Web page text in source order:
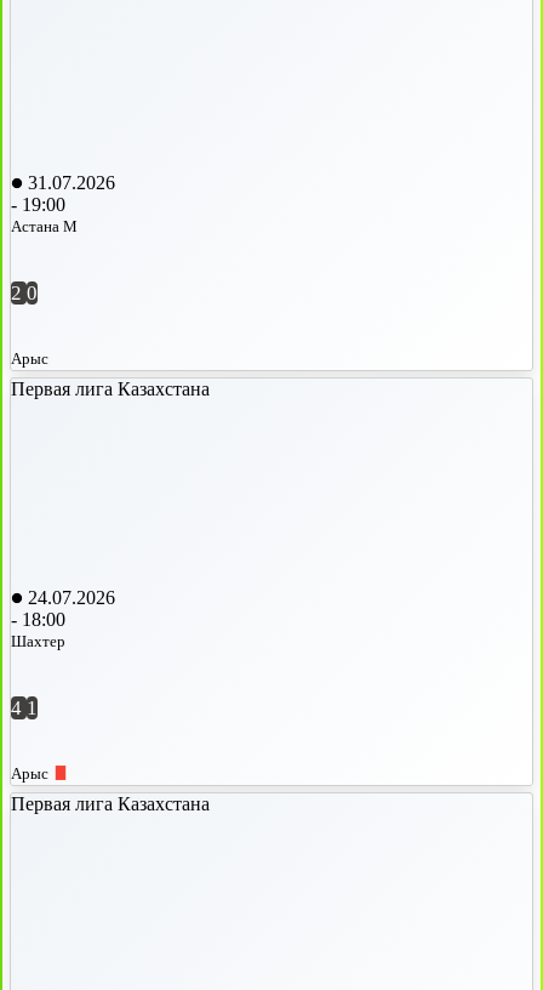
31.07.2026
- 19:00
Астана М
2 0
Арыс
Первая лига Казахстана
24.07.2026
- 18:00
Шахтер
4 1
Арыс
Первая лига Казахстана